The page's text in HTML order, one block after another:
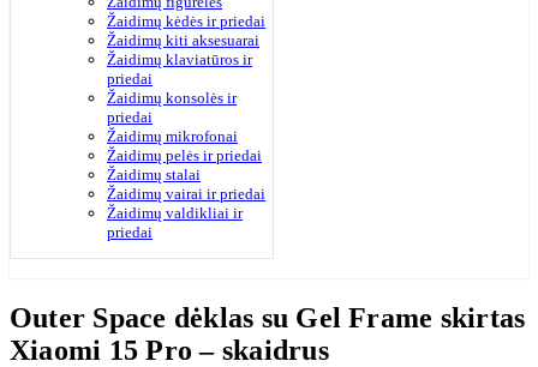
Žaidimų kėdės ir priedai
Žaidimų kiti aksesuarai
Žaidimų klaviatūros ir
priedai
Žaidimų konsolės ir
priedai
Žaidimų mikrofonai
Žaidimų pelės ir priedai
Žaidimų stalai
Žaidimų vairai ir priedai
Žaidimų valdikliai ir
priedai
Outer Space dėklas su Gel Frame skirtas
Xiaomi 15 Pro – skaidrus